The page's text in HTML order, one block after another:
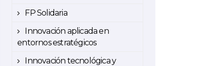
FP Solidaria
Innovación aplicada en
entornos estratégicos
Innovación tecnológica y